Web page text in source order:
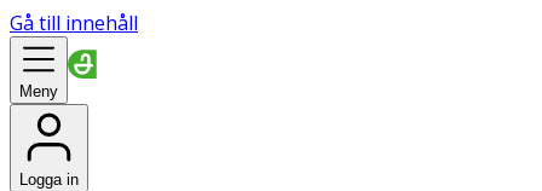
Gå till innehåll
Meny
Logga in